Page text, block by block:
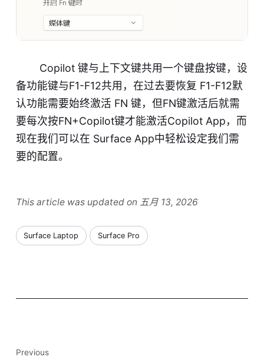
Copilot 键与上下文键共用一个键盘按键，设
备功能键与F1-F12共用，在过去要恢复 F1-F12默
认功能需要始终激活 FN 键，但FN键激活后就需
要每次按FN+Copilot键才能激活Copilot App，而
现在我们可以在 Surface App中轻松设定我们需
要的配置。
This article was updated on 五月 13, 2026
Surface Laptop Surface Pro
Previous